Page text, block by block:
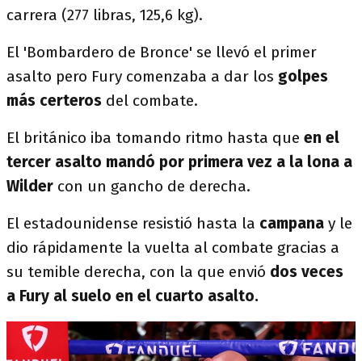
carrera (277 libras, 125,6 kg).
El 'Bombardero de Bronce' se llevó el primer
asalto pero Fury comenzaba a dar los golpes
más certeros del combate.
El británico iba tomando ritmo hasta que en el
tercer asalto mandó por primera vez a la lona a
Wilder con un gancho de derecha.
El estadounidense resistió hasta la campana y le
dio rápidamente la vuelta al combate gracias a
su temible derecha, con la que envió dos veces
a Fury al suelo en el cuarto asalto.